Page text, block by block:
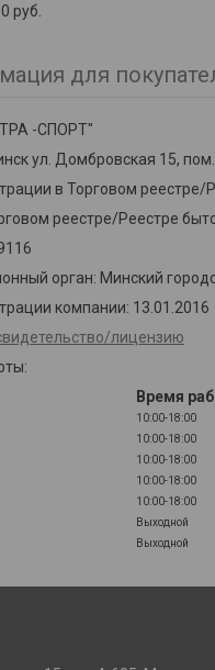
руб.
для
-СПОРТ"
ул. Домбровская 15,
в Торговом реестре/
реестре/Реестре
орган: Минский
компании: 13.01.2016
лицензию
Время
10:00-18:00
10:00-18:00
10:00-18:00
10:00-18:00
10:00-18:00
Выходной
Выходной